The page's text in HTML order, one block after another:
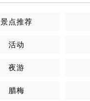
景点推荐
活动
夜游
腊梅